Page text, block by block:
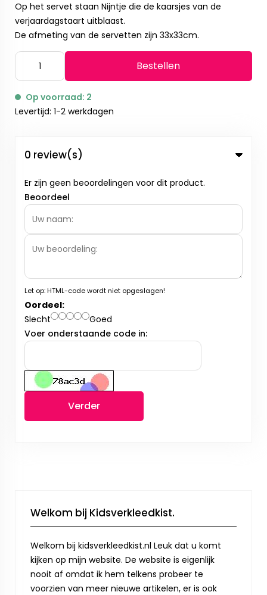
Op het servet staan Nijntje die de kaarsjes van de
verjaardagstaart uitblaast.
De afmeting van de servetten zijn 33x33cm.
Bestellen
Op voorraad: 2
Levertijd: 1-2 werkdagen
0 review(s)
Er zijn geen beoordelingen voor dit product.
Beoordeel
Let op:HTML-code wordt niet opgeslagen!
Oordeel:
Slecht
Goed
Voer onderstaande code in:
Verder
Welkom bij Kidsverkleedkist.
Welkom bij kidsverkleedkist.nl Leuk dat u komt
kijken op mijn website. De website is eigenlijk
nooit af omdat ik hem telkens probeer te
voorzien van meer nieuwe artikelen, er is ook